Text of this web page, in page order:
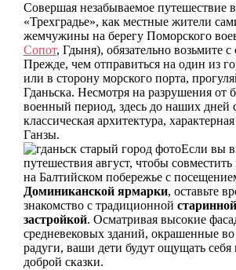
Совершая незабываемое путешествие
«Трехградье», как местные жители
жемчужины на берегу Поморского
Сопот, Гдыня), обязательно возьмите с
Прежде, чем отправиться на один из
или в сторону морского порта,
Гданьска. Несмотря на разрушения от
военный период, здесь до наших дней
классическая архитектура,
Ганзы.
Если вы
путешествия август, чтобы
на Балтийском побережье с
Доминиканской ярмарки, оставьте
знакомство с традиционной
застройкой. Осматривая высокие
средневековых зданий, окрашенные во
радуги, ваши дети будут ощущать себя
доброй сказки.